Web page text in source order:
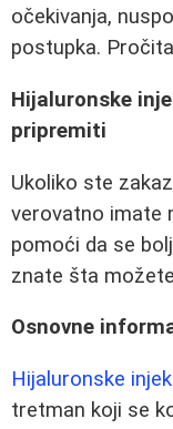
očekivanja,
postupka.
Hijaluronske
pripremiti
Ukoliko ste
verovatno imate
pomoći da se
znate šta
Osnovne
Hijaluronske
tretman koji se